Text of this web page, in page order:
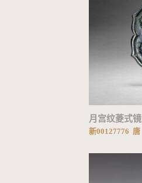
月宫纹菱式镜
新00127776 唐